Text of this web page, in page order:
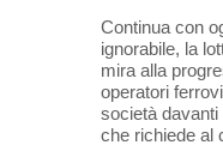
Continua con
ignorabile, la
mira alla
operatori
società davanti
che richiede al